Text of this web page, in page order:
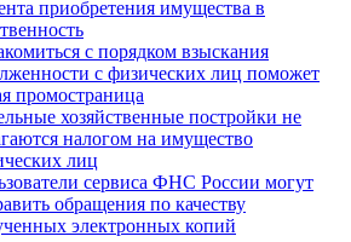
приобретения имущества в
с порядком взыскания
с физических лиц поможет
промостраница
хозяйственные постройки не
налогом на имущество
лиц
сервиса ФНС России могут
обращения по качеству
электронных копий